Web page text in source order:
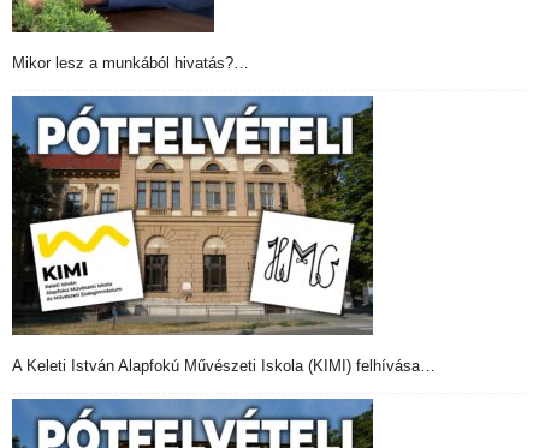
Mikor lesz a munkából hivatás?…
A Keleti István Alapfokú Művészeti Iskola (KIMI) felhívása…